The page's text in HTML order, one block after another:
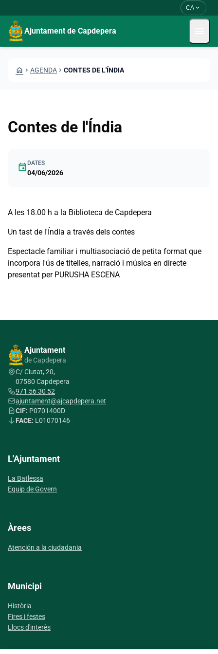
CA expand_more
Ajuntament de Capdepera
HOME CHEVRON_RIGHT AGENDA CHEVRON_RIGHT CONTES DE L'ÍNDIA
Contes de l'Índia
event DATES
04/06/2026
A les 18.00 h a la Biblioteca de Capdepera
Un tast de l'Índia a través dels contes
Espectacle familiar i multiasociació de petita format que
incorpora l'ús de titelles, narració i música en directe
presentat per PURUSHA ESCENA
Ajuntament
de Capdepera
C/ Ciutat, 20,
07580 Capdepera
971 56 30 52
ajuntament@ajcapdepera.net
CIF: P0701400D
FACE: L01070146
L'Ajuntament
La Batlessa
Equip de Govern
Àrees
Atención a la ciudadania
Municipi
Història
Fires i festes
Llocs d'interès